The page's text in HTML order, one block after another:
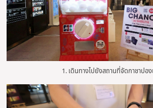
1. เดินทางไปยังสถานที่จัดกาชาปอ